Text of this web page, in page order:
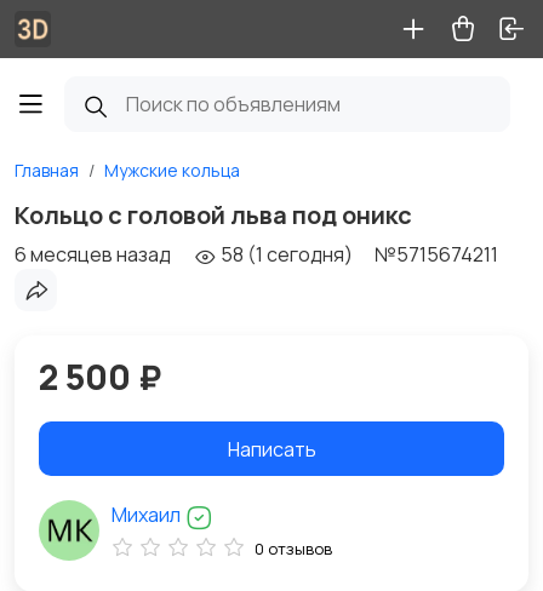
Главная Мужские кольца
Кольцо с головой льва под оникс
6 месяцев назад 58 (1 сегодня) №5715674211
2 500 ₽
Написать
Михаил
0 отзывов